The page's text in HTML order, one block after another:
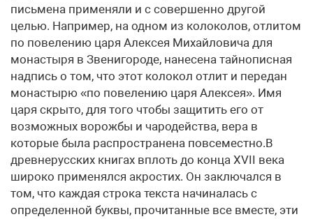
письмена применяли и с совершенно другой
целью. Например, на одном из колоколов, отлитом
по повелению царя Алексея Михайловича для
монастыря в Звенигороде, нанесена тайнописная
надпись о том, что этот колокол отлит и передан
монастырю «по повелению царя Алексея». Имя
царя скрыто, для того чтобы защитить его от
возможных ворожбы и чародейства, вера в
которые была распространена повсеместно.В
древнерусских книгах вплоть до конца XVII века
широко применялся акростих. Он заключался в
том, что каждая строка текста начиналась с
определенной буквы, прочитанные все вместе, эти